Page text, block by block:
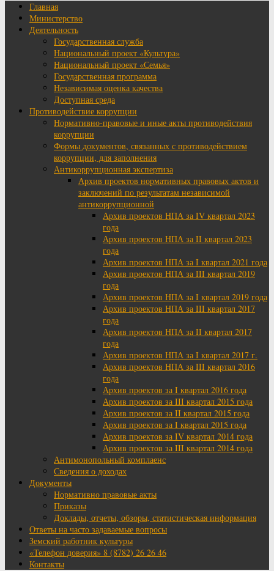
Главная
Министерство
Деятельность
Государственная служба
Национальный проект «Культура»
Национальный проект «Семья»
Государственная программа
Независимая оценка качества
Доступная среда
Противодействие коррупции
Нормативно-правовые и иные акты противодействия
коррупции
Формы документов, связанных с противодействием
коррупции, для заполнения
Антикоррупционная экспертиза
Архив проектов нормативных правовых актов и
заключений по результатам независимой
антикоррупционной
Архив проектов НПА за IV квартал 2023
года
Архив проектов НПА за II квартал 2023
года
Архив проектов НПА за I квартал 2021 года
Архив проектов НПА за III квартал 2019
года
Архив проектов НПА за I квартал 2019 года
Архив проектов НПА за III квартал 2017
года
Архив проектов НПА за II квартал 2017
года
Архив проектов НПА за I квартал 2017 г.
Архив проектов НПА за III квартал 2016
года
Архив проектов за I квартал 2016 года
Архив проектов за III квартал 2015 года
Архив проектов за II квартал 2015 года
Архив проектов за I квартал 2015 года
Архив проектов за IV квартал 2014 года
Архив проектов за III квартал 2014 года
Антимонопольный комплаенс
Сведения о доходах
Документы
Нормативно правовые акты
Приказы
Доклады, отчеты, обзоры, статистическая информация
Ответы на часто задаваемые вопросы
Земский работник культуры
«Телефон доверия» 8 (8782) 26 26 46
Контакты